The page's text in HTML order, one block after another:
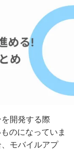
開発する際
のになっていま
モバイルアプ